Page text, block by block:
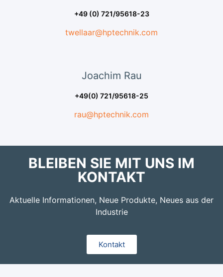
+49 (0) 721/95618-23
twellaar@hptechnik.com
Joachim Rau
+49(0) 721/95618-25
rau@hptechnik.com
BLEIBEN SIE MIT UNS IM
KONTAKT
Aktuelle Informationen, Neue Produkte, Neues aus der
Industrie
Kontakt